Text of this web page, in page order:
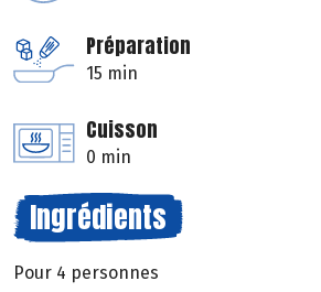
Préparation
15 min
Cuisson
0 min
Ingrédients
Pour 4 personnes